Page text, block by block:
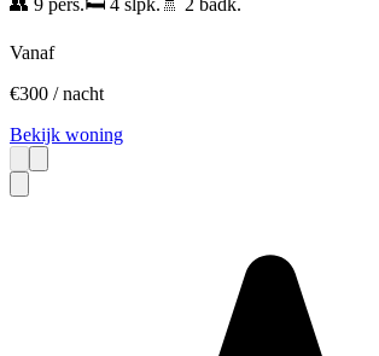
👥 9 pers.🛏️ 4 slpk. 🚿 2 badk.
Vanaf
€300 / nacht
Bekijk woning